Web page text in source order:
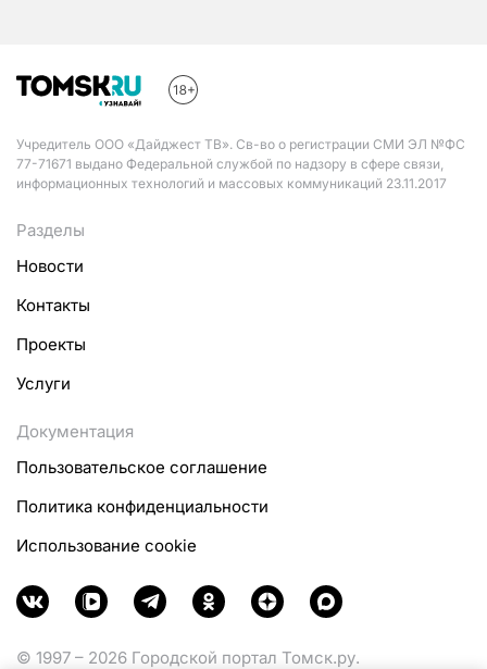
Учредитель ООО «Дайджест ТВ». Св-во о регистрации СМИ ЭЛ №ФС
77-71671 выдано Федеральной службой по надзору в сфере связи,
информационных технологий и массовых коммуникаций 23.11.2017
Разделы
Новости
Контакты
Проекты
Услуги
Документация
Пользовательское соглашение
Политика конфиденциальности
Использование cookie
© 1997 – 2026 Городской портал Томск.ру.